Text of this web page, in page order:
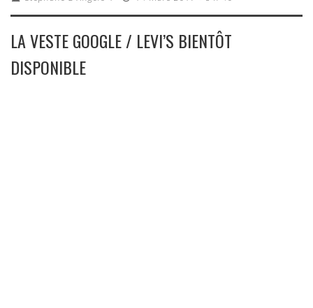
LA VESTE GOOGLE / LEVI’S BIENTÔT
DISPONIBLE